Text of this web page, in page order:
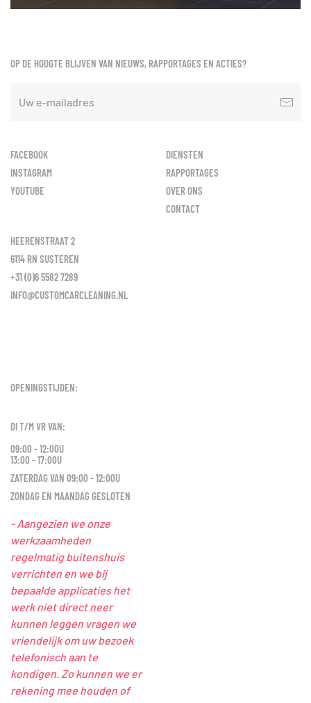
OP DE HOOGTE BLIJVEN VAN NIEUWS, RAPPORTAGES EN ACTIES?
FACEBOOK
INSTAGRAM
YOUTUBE
DIENSTEN
RAPPORTAGES
OVER ONS
CONTACT
HEERENSTRAAT 2
6114 RN SUSTEREN
+31 (0)6 5582 7289
INFO@CUSTOMCARCLEANING.NL
OPENINGSTIJDEN:
DI T/M VR VAN:
09:00 - 12:00U
13:00 - 17:00U
ZATERDAG VAN 09:00 - 12:00U
ZONDAG EN MAANDAG GESLOTEN
- Aangezien we onze
werkzaamheden
regelmatig buitenshuis
verrichten en we bij
bepaalde applicaties het
werk niet direct neer
kunnen leggen vragen we
vriendelijk om uw bezoek
telefonisch aan te
kondigen. Zo kunnen we er
rekening mee houden of